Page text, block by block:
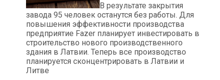
В результате закрытия
завода 95 человек останутся без работы. Для
повышения эффективности производства
предприятие Fazer планирует инвестировать в
строительство нового производственного
здания в Латвии. Теперь все производство
планируется сконцентрировать в Латвии и
Литве